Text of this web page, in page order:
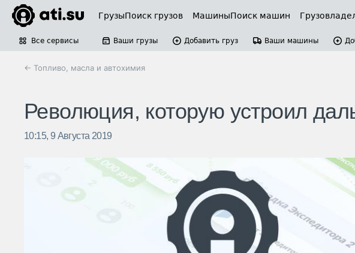
ГрузыПоиск грузов МашиныПоиск машин
Все сервисы Ваши грузы Добавить груз Ваши машины
← Топливо, масла и автохимия
Революция, которую устроил
10:15, 9 Августа 2019